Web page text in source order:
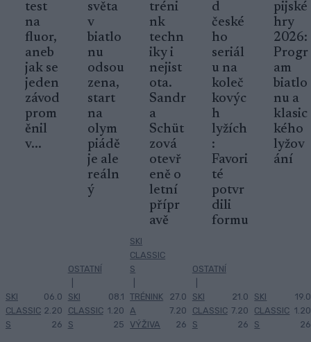
test
na
fluor,
aneb
jak se
jeden
závod
prom
ěnil
v...
SKI
CLASSIC
S
06.0
2.20
26
světa
v
biatlo
nu
odsou
zena,
start
na
olym
piádě
je ale
reáln
ý
OSTATNÍ
SKI
CLASSIC
S
08.1
1.20
25
tréni
nk
techn
iky i
nejist
ota.
Sandr
a
Schüt
zová
otevř
eně o
letní
přípr
avě
SKI
CLASSIC
S
TRÉNINK
A
VÝŽIVA
27.0
7.20
26
d
české
ho
seriál
u na
koleč
kovýc
h
lyžích
:
Favori
té
potvr
dili
formu
OSTATNÍ
SKI
CLASSIC
S
21.0
7.20
26
pijské
hry
2026:
Progr
am
biatlo
nu a
klasic
kého
lyžov
ání
SKI
CLASSIC
S
19.0
1.20
26